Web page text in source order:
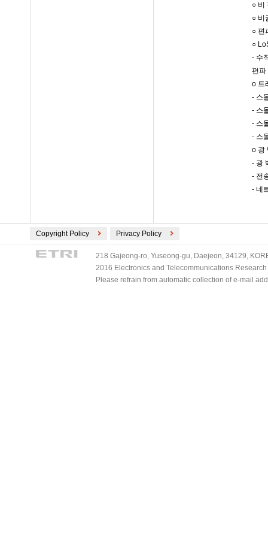
○ 비
○ 비
○ 편
○
- 수
편파
o 트
- 스
- 스
- 스
- 스
o 광
- 광
- 전
- 네
Copyright Policy Privacy Policy
218 Gajeong-ro, Yuseong-gu, Daejeon, 34129,
2016 Electronics and Telecommunications
Please refrain from automatic collection of e-mail